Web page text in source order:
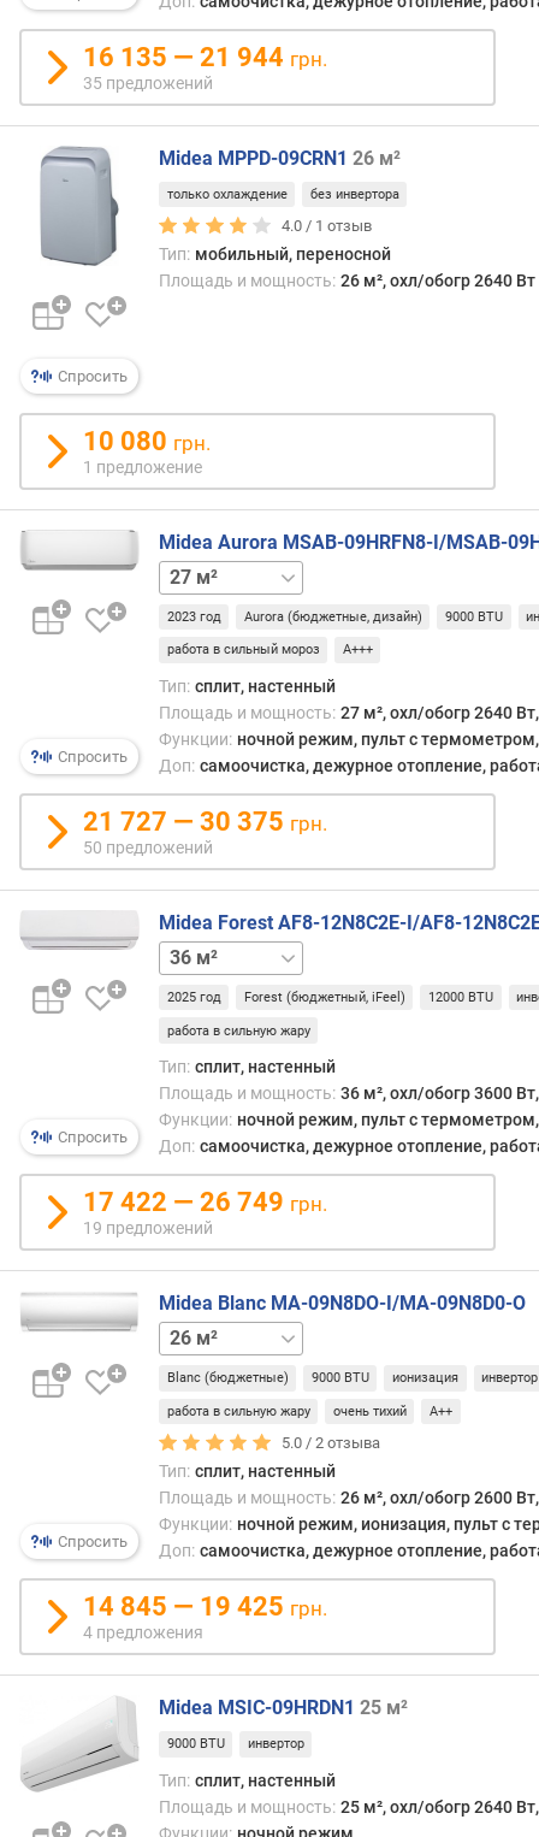
д
ш
ы
м
о
т
з
в
а
м
п
о
т
е
д
л
е
н
и
я
к
о
л
т
в
у
п
р
е
д
о
е
н
е
к
о
м
е
н
м
16 135 — 21 944 грн.
35 предложений
Спросить
Midea MPPD-09CRN1 26 м²
только охлаждение без инвертора
4.0 / 1 отзыв
Тип: мобильный, переносной
Площадь и мощность: 26 м², охл/обогр 2640 Вт
10 080 грн.
1 предложение
Спросить
Midea Aurora MSAB-09HRFN8-I/MSAB-
36 м²55 м² 83 м²
2023 год Aurora (бюджетные, дизайн) 9000 BTU
работа в сильный мороз A+++
Тип: сплит, настенный
Площадь и мощность: 27 м², охл/обогр 2640
Функции: ночной режим, пульт с
Доп: самоочистка, дежурное отопление,
21 727 — 30 375 грн.
50 предложений
Спросить
Midea Forest AF8-12N8C2E-I/AF8-
23 м²28 м² 52 м²70 м²
2025 год Forest (бюджетный, iFeel) 12000 BTU
работа в сильную жару
Тип: сплит, настенный
Площадь и мощность: 36 м², охл/обогр 3600
Функции: ночной режим, пульт с
Доп: самоочистка, дежурное отопление,
17 422 — 26 749 грн.
19 предложений
Спросить
Midea Blanc MA-09N8DO-I/MA-09N8D0-O
35 м²53 м² 70 м²
Blanc (бюджетные) 9000 BTU ионизация инвертор
работа в сильную жару очень тихий A++
5.0 /2 отзыва
Тип: сплит, настенный
Площадь и мощность: 26 м², охл/обогр 2600
Функции: ночной режим, ионизация, пульт с
Доп: самоочистка, дежурное отопление,
14 845 — 19 425 грн.
4 предложения
Midea MSIC-09HRDN1 25 м²
9000 BTU инвертор
Тип: сплит, настенный
Площадь и мощность: 25 м², охл/обогр 2640
Функции: ночной режим